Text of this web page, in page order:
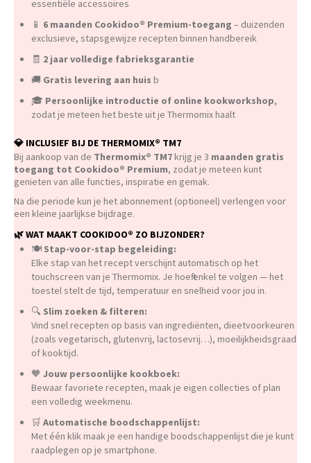
essentiële accessoires
📱 6 maanden Cookidoo® Premium-toegang – duizenden
exclusieve, stapsgewijze recepten binnen handbereik
🧾 2 jaar volledige fabrieksgarantie
🚚 Gratis levering aan huis b
🎓 Persoonlijke introductie of online kookworkshop,
zodat je meteen het beste uit je Thermomix haalt
💎 INCLUSIEF BIJ DE THERMOMIX® TM7
Bij aankoop van de Thermomix® TM7krijg je 3 maanden gratis
toegang tot Cookidoo® Premium, zodat je meteen kunt
genieten van alle functies, inspiratie en gemak.
Na die periode kun je het abonnement (optioneel) verlengen voor
een kleine jaarlijkse bijdrage.
🌿WAT MAAKT COOKIDOO® ZO BIJZONDER?
🍽️ Stap-voor-stap begeleiding:
Elke stap van het recept verschijnt automatisch op het
touchscreen van je Thermomix. Je hoeft enkel te volgen — het
toestel stelt de tijd, temperatuur en snelheid voor jou in.
🔍 Slim zoeken & filteren:
Vind snel recepten op basis van ingrediënten, dieetvoorkeuren
(zoals vegetarisch, glutenvrij, lactosevrij…), moeilijkheidsgraad
of kooktijd.
🧡 Jouw persoonlijke kookboek:
Bewaar favoriete recepten, maak je eigen collecties of plan
een volledig weekmenu.
🛒 Automatische boodschappenlijst:
Met één klik maak je een handige boodschappenlijst die je kunt
raadplegen op je smartphone.